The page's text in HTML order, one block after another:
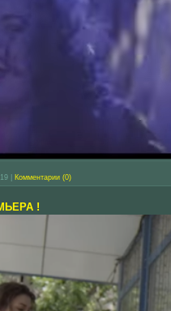
Комментарии (0)
!